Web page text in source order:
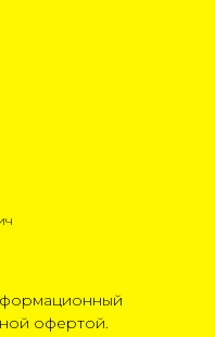
офертой.